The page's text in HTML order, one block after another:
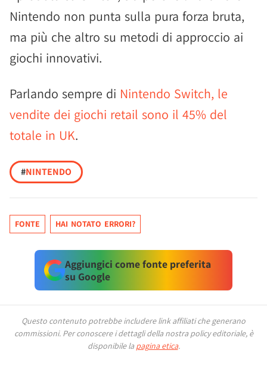
Nintendo non punta sulla pura forza bruta,
ma più che altro su metodi di approccio ai
giochi innovativi.
Parlando sempre di Nintendo Switch, le
vendite dei giochi retail sono il 45% del
totale in UK.
#NINTENDO
FONTE HAI NOTATO ERRORI?
Aggiungici come fonte preferita
su Google
Questo contenuto potrebbe includere link affiliati che generano
commissioni. Per conoscere i dettagli della nostra policy editoriale, è
disponibile la pagina etica.